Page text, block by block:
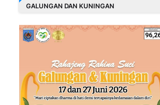
GALUNGAN DAN KUNINGAN